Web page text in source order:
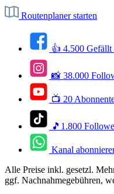
Routenplaner starten
👍 4.500 Gefällt
📸 38.000
📺 20
🎵1.800
Kanal
Alle Preise inkl. gesetzl.
ggf. Nachnahmegebühren,